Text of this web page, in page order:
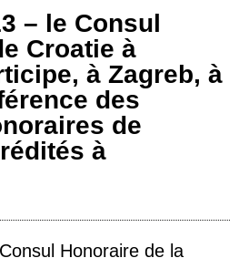
– le Consul
Croatie à
à Zagreb, à
des
de
à
Consul Honoraire de la